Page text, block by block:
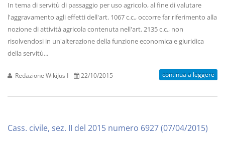
In tema di servitù di passaggio per uso agricolo, al fine di valutare
l'aggravamento agli effetti dell'art. 1067 c.c., occorre far riferimento alla
nozione di attività agricola contenuta nell'art. 2135 c.c., non
risolvendosi in un'alterazione della funzione economica e giuridica
della servitù...
Redazione WikiJus I 22/10/2015 continua a leggere
Cass. civile, sez. II del 2015 numero 6927 (07/04/2015)